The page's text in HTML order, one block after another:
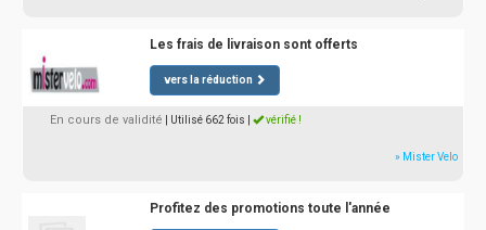
Les frais de livraison sont offerts
vers la réduction
En cours de validité | Utilisé 662 fois vérifié !
» Mister Velo
Profitez des promotions toute l'année